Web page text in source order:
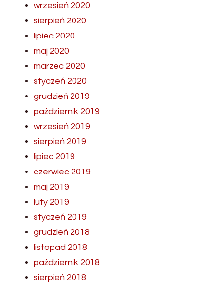
wrzesień 2020
sierpień 2020
lipiec 2020
maj 2020
marzec 2020
styczeń 2020
grudzień 2019
październik 2019
wrzesień 2019
sierpień 2019
lipiec 2019
czerwiec 2019
maj 2019
luty 2019
styczeń 2019
grudzień 2018
listopad 2018
październik 2018
sierpień 2018